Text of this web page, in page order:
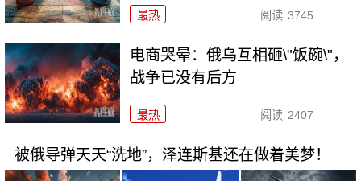
最热 阅读 3745
电商哭晕：俄乌互相砸\"饭碗\"，
战争已没有后方
最热 阅读 2407
被俄导弹天天“洗地”，泽连斯基还在做着美梦！